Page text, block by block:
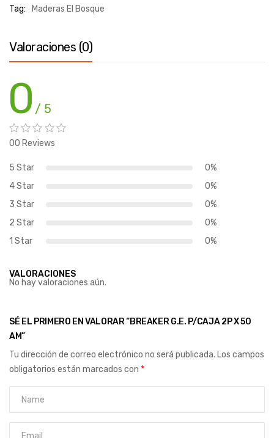
Tag:
Maderas El Bosque
Valoraciones (0)
0 / 5
00 Reviews
5 Star
0%
4 Star
0%
3 Star
0%
2 Star
0%
1 Star
0%
VALORACIONES
No hay valoraciones aún.
SÉ EL PRIMERO EN VALORAR “BREAKER G.E. P/CAJA 2P X 50
AM”
Tu dirección de correo electrónico no será publicada. Los campos
obligatorios están marcados con *